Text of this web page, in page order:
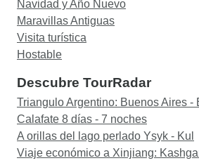
Navidad y Año Nuevo
Maravillas Antiguas
Visita turística
Hostable
Descubre TourRadar
Triangulo Argentino: Buenos Aires -
Calafate 8 días - 7 noches
A orillas del lago perlado Ysyk - Kul
Viaje económico a Xinjiang: